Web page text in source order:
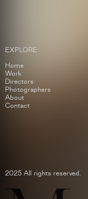
EXPLORE
Home
Work
Directors
Photographers
About
Contact
2025 All rights reserved.